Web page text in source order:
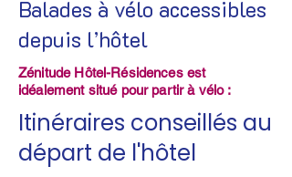
Balades à vélo accessibles
depuis l’hôtel
Zénitude Hôtel-Résidences est
idéalement situé pour partir à vélo :
Itinéraires conseillés au
départ de l'hôtel